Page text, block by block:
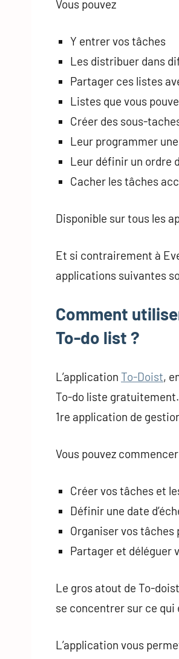
Vous pouvez
Y entrer vos tâches
Les distribuer dans
Partager ces listes
Listes que vous
Créer des sous-
Leur programmer
Leur définir un ordre
Cacher les tâches
Disponible sur tous les
Et si contrairement à
applications suivantes
Comment
To-do list ?
L’application To-Doist,
To-do liste gratuitement.
1re application de
Vous pouvez
Créer vos tâches et
Définir une date
Organiser vos
Partager et déléguer
Le gros atout de To-
se concentrer sur ce
L’application vous